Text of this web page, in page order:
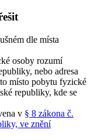
dle místa
osoby rozumí
nebo adresa
místo pobytu fyzické
republiky, kde se
v § 8 zákona č.
ve znění